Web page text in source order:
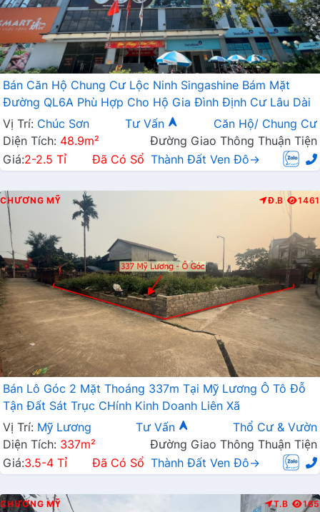
Bán Căn Hộ Chung Cư Lộc Ninh Singashine Bám Mặt
Đường QL6A Phù Hợp Cho Hộ Gia Đình Định Cư Lâu Dài
Vị Trí: Chúc Sơn Tư Vấn
Căn Hộ/ Chung Cư
Diện Tích: 48.9m²
Đường Giao Thông Thuận Tiện
Giá:2-2.5 Tỉ Đã Có Sổ Thành Đất Ven Đô→
CHƯƠNG MỸ Đ.B 1461
Bán Lô Góc 2 Mặt Thoáng 337m Tại Mỹ Lương Ô Tô Đỗ
Tận Đất Sát Trục CHính Kinh Doanh Liên Xã
Vị Trí: Mỹ Lương Tư Vấn
Thổ Cư & Vườn
Diện Tích: 337m²
Đường Giao Thông Thuận Tiện
Giá:3.5-4 Tỉ Đã Có Sổ Thành Đất Ven Đô→
CHƯƠNG MỸ T.B 165